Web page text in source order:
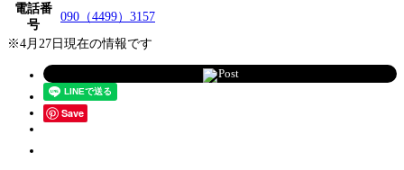
電話番
号
090（4499）3157
※4月27日現在の情報です
Post
Save